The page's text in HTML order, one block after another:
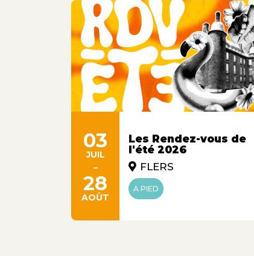
03
JUIL
-
28
AOÛT
Les Rendez-vous de
l'été 2026
FLERS
A PIED